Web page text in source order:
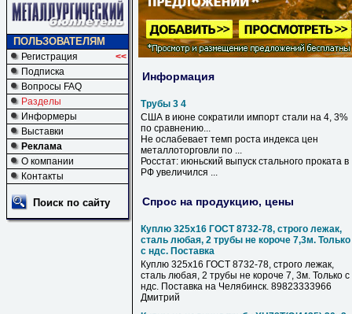
ПОЛЬЗОВАТЕЛЯМ
Регистрация
<<
Подписка
Вопросы FAQ
Разделы
Информеры
Выставки
Реклама
О компании
Контакты
Поиск по сайту
Информация
Трубы 3 4
США в июне сократили импорт стали на 4, 3%
по сравнению...
Не ослабевает темп роста индекса цен
металлоторговли по ...
Росстат: июньский выпуск стального проката в
РФ увеличился ...
Спрос на продукцию, цены
Куплю 325х16 ГОСТ 8732-78, строго лежак,
сталь любая, 2 трубы не короче 7,3м. Только
с ндс. Поставка
Куплю 325х16 ГОСТ 8732-78, строго лежак,
сталь любая, 2 трубы не короче 7, 3м. Только с
ндс. Поставка на Челябинск. 89823333966
Дмитрий